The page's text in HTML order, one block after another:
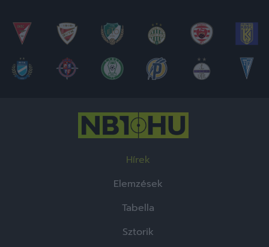
Hírek
Elemzések
Tabella
Sztorik